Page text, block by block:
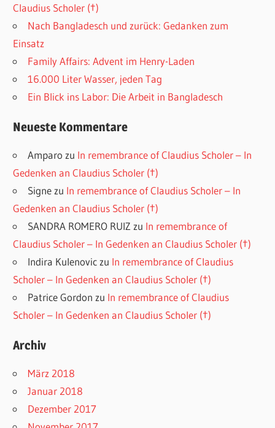
Claudius Scholer (†)
Nach Bangladesch und zurück: Gedanken zum
Einsatz
Family Affairs: Advent im Henry-Laden
16.000 Liter Wasser, jeden Tag
Ein Blick ins Labor: Die Arbeit in Bangladesch
Neueste Kommentare
Amparo zu In remembrance of Claudius Scholer – In
Gedenken an Claudius Scholer (†)
Signe zu In remembrance of Claudius Scholer – In
Gedenken an Claudius Scholer (†)
SANDRA ROMERO RUIZ zu In remembrance of
Claudius Scholer – In Gedenken an Claudius Scholer (†)
Indira Kulenovic zu In remembrance of Claudius
Scholer – In Gedenken an Claudius Scholer (†)
Patrice Gordon zu In remembrance of Claudius
Scholer – In Gedenken an Claudius Scholer (†)
Archiv
März 2018
Januar 2018
Dezember 2017